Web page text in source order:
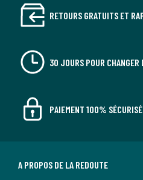
RETOURS GRATUITS ET
30 JOURS POUR CHANGER
PAIEMENT 100% SÉCURISÉ
A PROPOS DE LA REDOUTE